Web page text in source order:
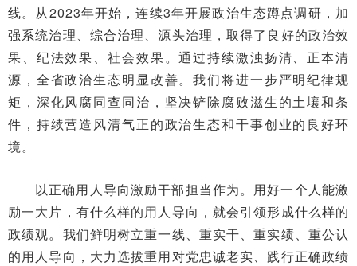
线。从2023年开始，连续3年开展政治生态蹲点调研，加
强系统治理、综合治理、源头治理，取得了良好的政治效
果、纪法效果、社会效果。通过持续激浊扬清、正本清
源，全省政治生态明显改善。我们将进一步严明纪律规
矩，深化风腐同查同治，坚决铲除腐败滋生的土壤和条
件，持续营造风清气正的政治生态和干事创业的良好环
境。
以正确用人导向激励干部担当作为。用好一个人能激
励一大片，有什么样的用人导向，就会引领形成什么样的
政绩观。我们鲜明树立重一线、重实干、重实绩、重公认
的用人导向，大力选拔重用对党忠诚老实、践行正确政绩